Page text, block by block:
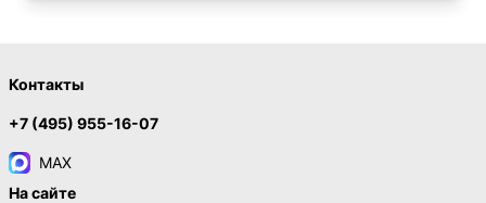
Контакты
+7 (495) 955-16-07
MAX
На сайте